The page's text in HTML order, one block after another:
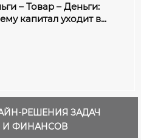
– Товар – Деньги:
капитал уходит в...
РЕШЕНИЯ ЗАДАЧ
ФИНАНСОВ